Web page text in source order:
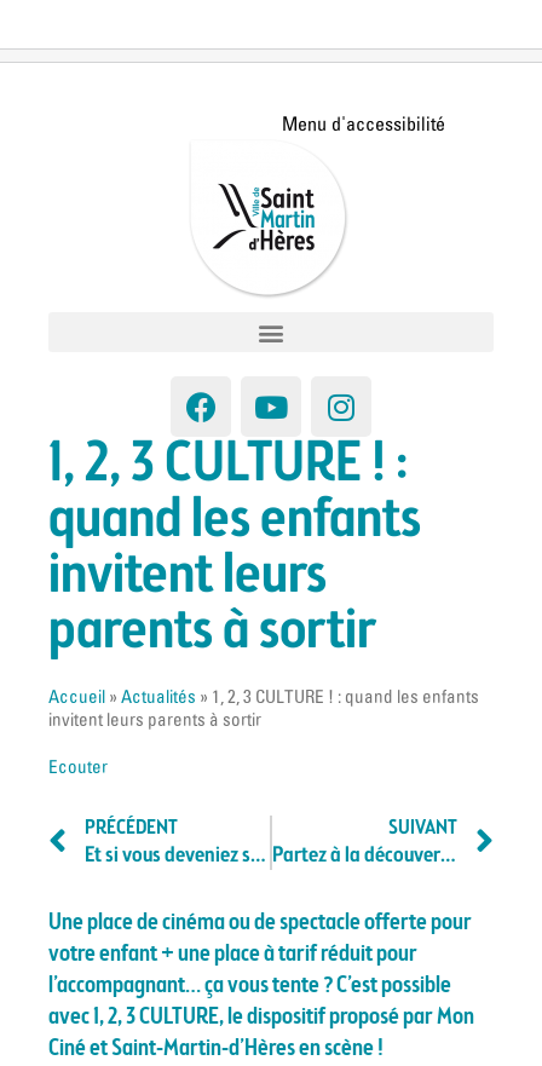
1, 2, 3 CULTURE ! :
quand les enfants
invitent leurs
parents à sortir
Accueil » Actualités » 1, 2, 3 CULTURE ! : quand les enfants
invitent leurs parents à sortir
Ecouter
PRÉCÉDENT
Et si vous deveniez secouriste en santé mentale ?
SUIVANT
Partez à la découverte du cinéma africain !
Une place de cinéma ou de spectacle offerte pour
votre enfant + une place à tarif réduit pour
l’accompagnant… ça vous tente ?C’est possible
avec 1, 2, 3 CULTURE, le dispositif proposé par Mon
Ciné et Saint-Martin-d’Hères en scène !